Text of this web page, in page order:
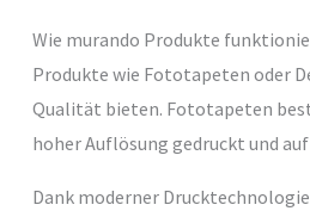
Wie murando Produkte
Produkte wie Fototapeten oder
Qualität bieten. Fototapeten
hoher Auflösung gedruckt und
Dank moderner